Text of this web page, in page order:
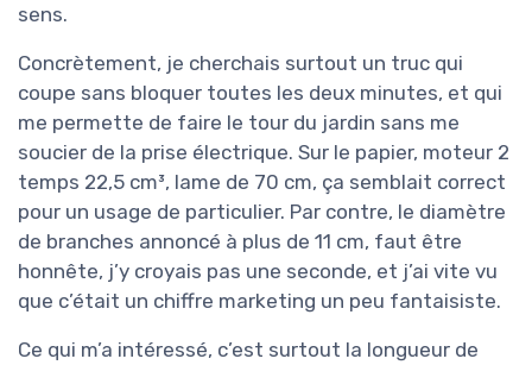
sens.
Concrètement, je cherchais surtout un truc qui
coupe sans bloquer toutes les deux minutes, et qui
me permette de faire le tour du jardin sans me
soucier de la prise électrique. Sur le papier, moteur 2
temps 22,5 cm³, lame de 70 cm, ça semblait correct
pour un usage de particulier. Par contre, le diamètre
de branches annoncé à plus de 11 cm, faut être
honnête, j’y croyais pas une seconde, et j’ai vite vu
que c’était un chiffre marketing un peu fantaisiste.
Ce qui m’a intéressé, c’est surtout la longueur de